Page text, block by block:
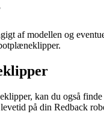
af modellen og
kan du også
på din Redback